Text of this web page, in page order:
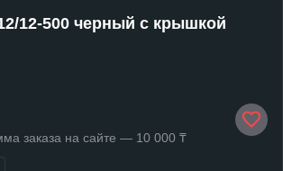
12-500 черный с крышкой
заказа на сайте — 10 000 ₸